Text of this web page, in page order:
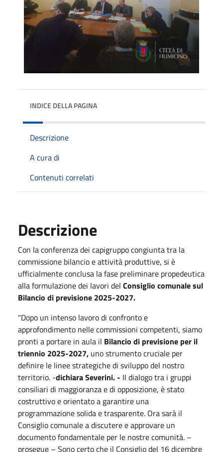
INDICE DELLA PAGINA
Descrizione
A cura di
Contenuti correlati
Descrizione
Con la conferenza dei capigruppo congiunta tra la
commissione bilancio e attività produttive, si è
ufficialmente conclusa la fase preliminare propedeutica
alla formulazione dei lavori del Consiglio comunale sul
Bilancio di previsione 2025-2027.
"Dopo un intenso lavoro di confronto e
approfondimento nelle commissioni competenti, siamo
pronti a portare in aula il Bilancio di previsione per il
triennio 2025-2027, uno strumento cruciale per
definire le linee strategiche di sviluppo del nostro
territorio. -dichiara Severini. - Il dialogo tra i gruppi
consiliari di maggioranza e di opposizione, è stato
costruttivo e orientato a garantire una
programmazione solida e trasparente. Ora sarà il
Consiglio comunale a discutere e approvare un
documento fondamentale per le nostre comunità. –
prosegue – Sono certo che il Consiglio del 16 dicembre